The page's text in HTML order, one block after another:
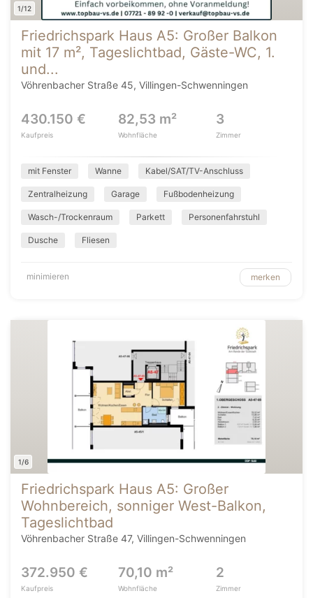
1/12
Friedrichspark Haus A5: Großer Balkon
mit 17 m², Tageslichtbad, Gäste-WC, 1.
und...
Vöhrenbacher Straße 45, Villingen-Schwenningen
430.150 €
Kaufpreis
82,53 m²
Wohnfläche
3
Zimmer
mit Fenster Wanne Kabel/SAT/TV-Anschluss
Zentralheizung Garage Fußbodenheizung
Wasch-/Trockenraum Parkett Personenfahrstuhl
Dusche Fliesen
minimieren merken
1/6
Friedrichspark Haus A5: Großer
Wohnbereich, sonniger West-Balkon,
Tageslichtbad
Vöhrenbacher Straße 47, Villingen-Schwenningen
372.950 €
Kaufpreis
70,10 m²
Wohnfläche
2
Zimmer